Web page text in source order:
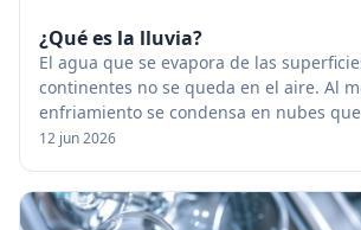
¿Qué es la lluvia?
El agua que se evapora de las
continentes no se queda en el aire. Al
enfriamiento se condensa en nubes
seguidamente en forma de gotas de
12 jun 2026